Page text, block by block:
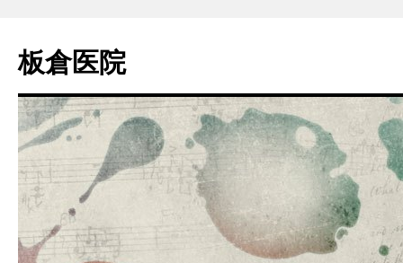
テ
ン
へ
ス
ッ
プ
板倉医院